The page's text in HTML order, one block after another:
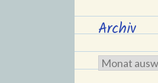
Archiv
Archiv